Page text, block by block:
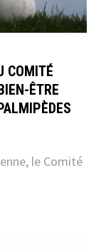
COMITÉ
ÊTRE
le Comité